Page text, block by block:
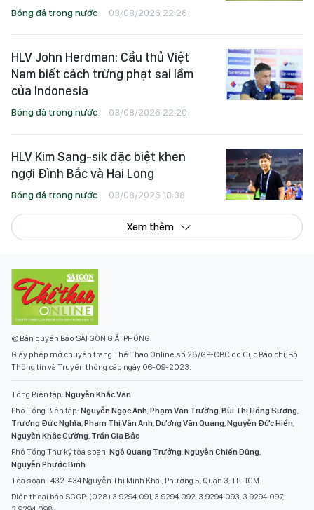
Bóng đá trong nước 03/08/2026 22:26
HLV John Herdman: Cầu thủ Việt
Nam biết cách trừng phạt sai lầm
của Indonesia
Bóng đá trong nước 03/08/2026 22:20
HLV Kim Sang-sik đặc biệt khen
ngợi Đình Bắc và Hai Long
Bóng đá trong nước 03/08/2026 18:38
Xem thêm
© Bản quyền Báo SÀI GÒN GIẢI PHÓNG.
Giấy phép mở chuyên trang Thể Thao Online số 28/GP-CBC do Cục Báo chí, Bộ
Thông tin và Truyền thông cấp ngày 06-09-2023.
Tổng Biên tập: Nguyễn Khắc Văn
Phó Tổng Biên tập: Nguyễn Ngọc Anh,Phạm Văn Trường,Bùi Thị Hồng Sương,
Trương Đức Nghĩa,Phạm Thị Vân Anh,Dương Văn Quang,Nguyễn Đức Hiển,
Nguyễn Khắc Cường, Trần Gia Bảo
Phó Tổng Thư ký tòa soạn: Ngô Quang Trưởng,Nguyễn Chiến Dũng,
Nguyễn Phước Bình
Tòa soạn : 432-434 Nguyễn Thị Minh Khai, Phường 5, Quận 3, TP.HCM
Điện thoại báo SGGP: (028) 3.9294.091, 3.9294.092, 3.9294.093, 3.9294.097,